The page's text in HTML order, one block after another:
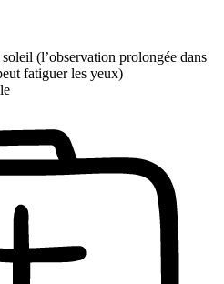
(l’observation prolongée dans
fatiguer les yeux)